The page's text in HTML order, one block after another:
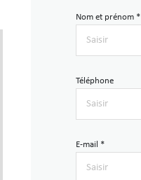
Nom et prénom *
Téléphone
E-mail *